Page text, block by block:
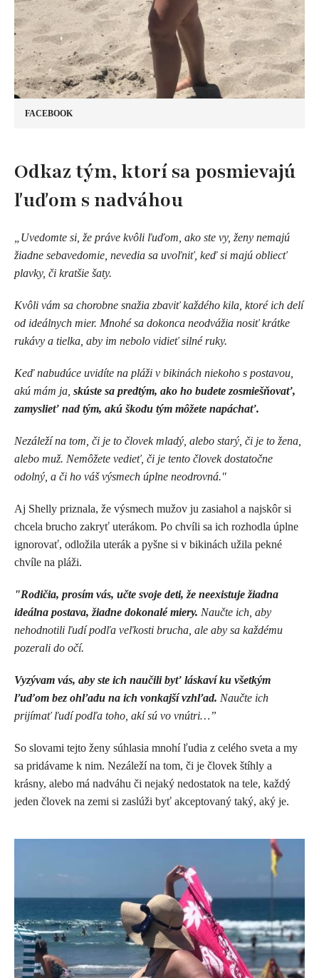
FACEBOOK
Odkaz tým, ktorí sa posmievajú
ľuďom s nadváhou
„Uvedomte si, že práve kvôli ľuďom, ako ste vy, ženy nemajú
žiadne sebavedomie, nevedia sa uvoľniť, keď si majú obliecť
plavky, či kratšie šaty.
Kvôli vám sa chorobne snažia zbaviť každého kila, ktoré ich delí
od ideálnych mier. Mnohé sa dokonca neodvážia nosiť krátke
rukávy a tielka, aby im nebolo vidieť silné ruky.
Keď nabudúce uvidíte na pláži v bikinách niekoho s postavou,
akú mám ja, skúste sa predtým, ako ho budete zosmiešňovať,
zamyslieť nad tým, akú škodu tým môžete napáchať.
Nezáleží na tom, či je to človek mladý, alebo starý, či je to žena,
alebo muž. Nemôžete vedieť, či je tento človek dostatočne
odolný, a či ho váš výsmech úplne neodrovná."
Aj Shelly priznala, že výsmech mužov ju zasiahol a najskôr si
chcela brucho zakryť uterákom. Po chvíli sa ich rozhodla úplne
ignorovať, odložila uterák a pyšne si v bikinách užila pekné
chvíle na pláži.
"Rodičia, prosím vás, učte svoje deti, že neexistuje žiadna
ideálna postava, žiadne dokonalé miery. Naučte ich, aby
nehodnotili ľudí podľa veľkosti brucha, ale aby sa každému
pozerali do očí.
Vyzývam vás, aby ste ich naučili byť láskaví ku všetkým
ľuďom bez ohľadu na ich vonkajší vzhľad. Naučte ich
prijímať ľudí podľa toho, akí sú vo vnútri…”
So slovami tejto ženy súhlasia mnohí ľudia z celého sveta a my
sa pridávame k nim. Nezáleží na tom, či je človek štíhly a
krásny, alebo má nadváhu či nejaký nedostatok na tele, každý
jeden človek na zemi si zaslúži byť akceptovaný taký, aký je.